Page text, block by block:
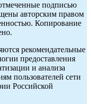
подписью
авторским правом
Копирование
рекомендательные
предоставления
и анализа
пользователей сети
Российской